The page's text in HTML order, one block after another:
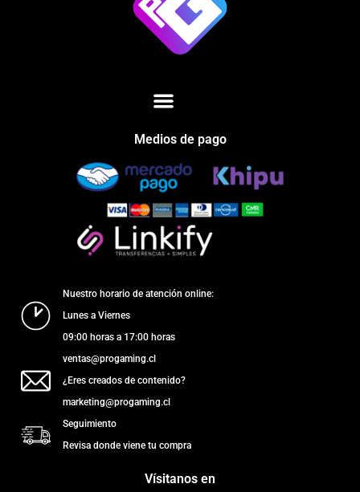
Medios de pago
Nuestro horario de atención online:
Lunes a Viernes
09:00 horas a 17:00 horas
ventas@progaming.cl
¿Eres creados de contenido?
marketing@progaming.cl
Seguimiento
Revisa donde viene tu compra
Vísitanos en